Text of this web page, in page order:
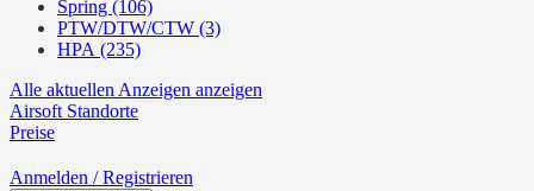
Spring (106)
PTW/DTW/CTW (3)
HPA (235)
Alle aktuellen Anzeigen anzeigen
Airsoft Standorte
Preise
Anmelden / Registrieren